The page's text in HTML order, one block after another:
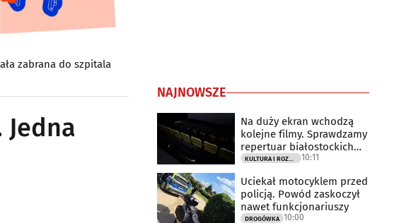
zabrana do szpitala
NAJNOWSZE
Na duży ekran wchodzą
kolejne filmy. Sprawdzamy
repertuar białostockich
kin
10:11
Uciekał motocyklem przed
policją. Powód zaskoczył
nawet funkcjonariuszy
DROGÓWKA 10:00